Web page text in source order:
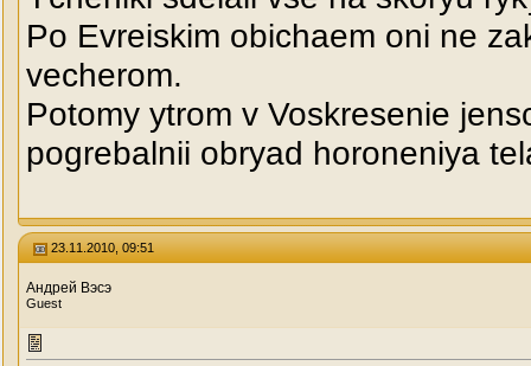
Po Evreiskim obichaem oni ne
vecherom.
Potomy ytrom v Voskresenie
pogrebalnii obryad horoneniya
23.11.2010, 09:51
Андрей Вэсэ
Guest